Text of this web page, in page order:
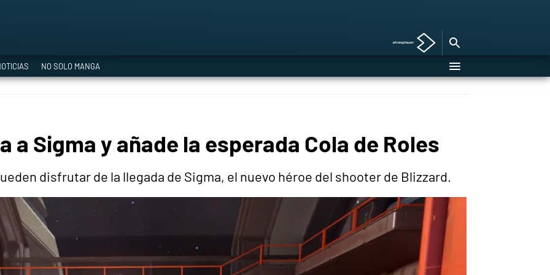
oficial
NO SOLO MANGA
a Sigma y añade la esperada Cola de Roles
disfrutar de la llegada de Sigma, el nuevo héroe del shooter de Blizzard.